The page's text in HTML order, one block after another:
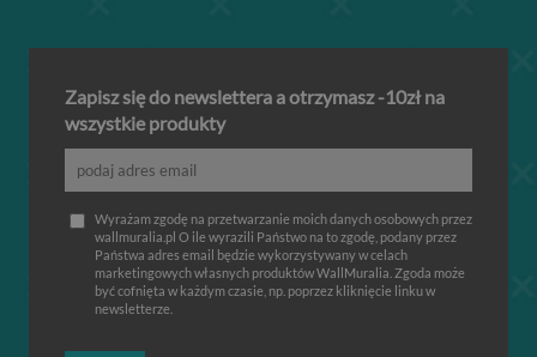
Zapisz się do newslettera a otrzymasz -10zł na
wszystkie produkty
Wyrażam zgodę na przetwarzanie moich danych osobowych przez
wallmuralia.pl O ile wyrazili Państwo na to zgodę, podany przez
Państwa adres email będzie wykorzystywany w celach
marketingowych własnych produktów WallMuralia. Zgoda może
być cofnięta w każdym czasie, np. poprzez kliknięcie linku w
newsletterze.